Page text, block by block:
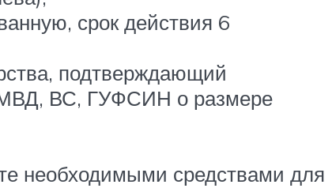
срок действия 6
подтверждающий
МВД, ВС, ГУФСИН о размере
необходимыми средствами для